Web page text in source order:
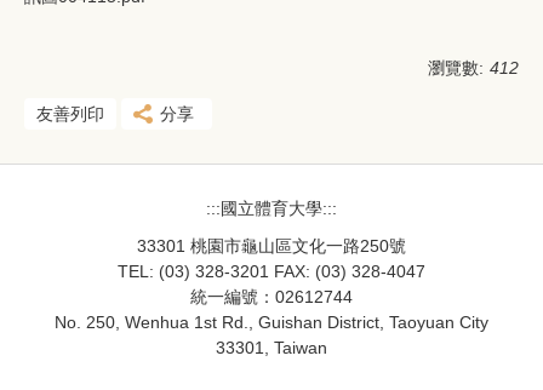
瀏覽數: 412
友善列印 分享
:::國立體育大學:::
33301 桃園市龜山區文化一路250號
TEL: (03) 328-3201 FAX: (03) 328-4047
統一編號：02612744
No. 250, Wenhua 1st Rd., Guishan District, Taoyuan City
33301, Taiwan